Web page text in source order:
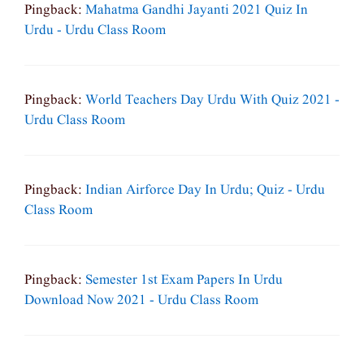
Pingback: Mahatma Gandhi Jayanti 2021 Quiz In
Urdu - Urdu Class Room
Pingback: World Teachers Day Urdu With Quiz 2021 -
Urdu Class Room
Pingback: Indian Airforce Day In Urdu; Quiz - Urdu
Class Room
Pingback: Semester 1st Exam Papers In Urdu
Download Now 2021 - Urdu Class Room